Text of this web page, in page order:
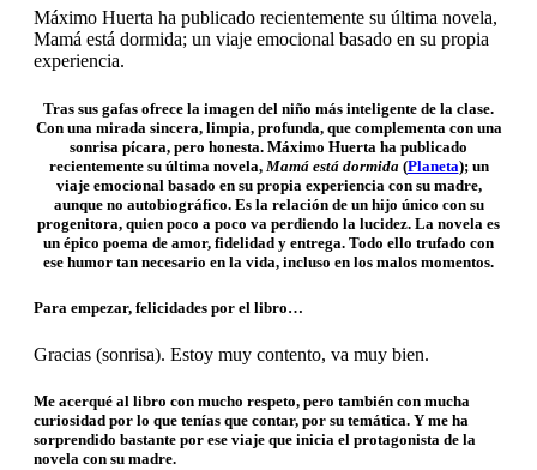
Máximo Huerta ha publicado recientemente su última novela,
Mamá está dormida; un viaje emocional basado en su propia
experiencia.
Tras sus gafas ofrece la imagen del niño más inteligente de la clase.
Con una mirada sincera, limpia, profunda, que complementa con una
sonrisa pícara, pero honesta. Máximo Huerta ha publicado
recientemente su última novela, Mamá está dormida (Planeta); un
viaje emocional basado en su propia experiencia con su madre,
aunque no autobiográfico. Es la relación de un hijo único con su
progenitora, quien poco a poco va perdiendo la lucidez. La novela es
un épico poema de amor, fidelidad y entrega. Todo ello trufado con
ese humor tan necesario en la vida, incluso en los malos momentos.
Para empezar, felicidades por el libro…
Gracias (sonrisa). Estoy muy contento, va muy bien.
Me acerqué al libro con mucho respeto, pero también con mucha
curiosidad por lo que tenías que contar, por su temática. Y me ha
sorprendido bastante por ese viaje que inicia el protagonista de la
novela con su madre.